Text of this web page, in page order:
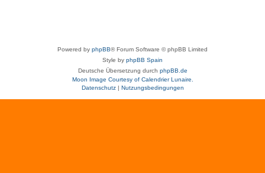
Powered by phpBB® Forum Software © phpBB Limited
Style by phpBB Spain
Deutsche Übersetzung durch phpBB.de
Moon Image Courtesy of Calendrier Lunaire.
Datenschutz| Nutzungsbedingungen